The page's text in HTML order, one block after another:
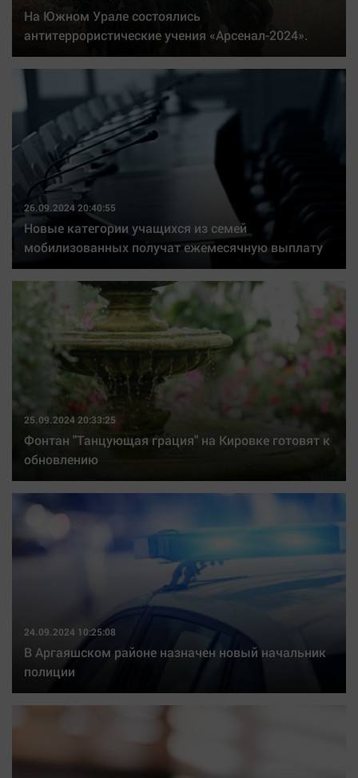
На Южном Урале состоялись
антитеррористические учения «Арсенал-2024».
26.09.2024 20:40:55
Новые категории учащихся из семей
мобилизованных получат ежемесячную выплату
25.09.2024 20:33:25
Фонтан "Танцующая грация" на Кировке готовят к
обновлению
24.09.2024 10:25:08
В Аргаяшском районе назначен новый начальник
полиции